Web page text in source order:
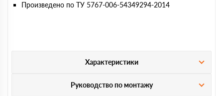
Произведено по ТУ 5767-006-54349294-2014
Характеристики
Руководство по монтажу